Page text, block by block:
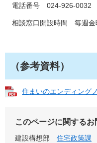
電話番号 024-926-0032
相談窓口開設時間 毎週金
（参考資料）
住まいのエンディング
このページに関する
建設構想部 住宅政策課